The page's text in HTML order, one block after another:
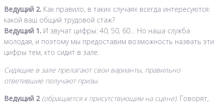
Ведущий 2. Как правило, в таких случаях всегда интересуются:
какой ваш общий трудовой стаж?
Ведущий 1. И звучат цифры: 40, 50, 60… Но наша служба
молодая, и поэтому мы предоставим возможность назвать эти
цифры тем, кто сидит в зале.
Сидящие в зале прелагают свои варианты, правильно
ответившие получают призы.
Ведущий 2 (обращается к присутствующим на сцене). Говорят,